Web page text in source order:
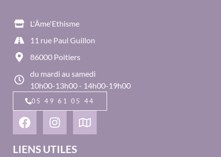
L'Âme'Ethisme
11 rue Paul Guillon
86000 Poitiers
du mardi au samedi
10h00-13h00 - 14h00-19h00
05 49 61 05 44
LIENS UTILES